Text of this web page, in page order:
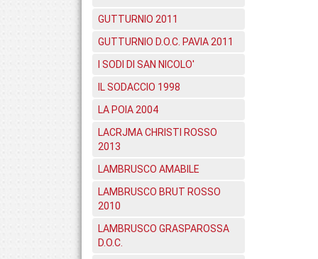
GUTTURNIO 2011
GUTTURNIO D.O.C. PAVIA 2011
I SODI DI SAN NICOLO'
IL SODACCIO 1998
LA POIA 2004
LACRJMA CHRISTI ROSSO
2013
LAMBRUSCO AMABILE
LAMBRUSCO BRUT ROSSO
2010
LAMBRUSCO GRASPAROSSA
D.O.C.